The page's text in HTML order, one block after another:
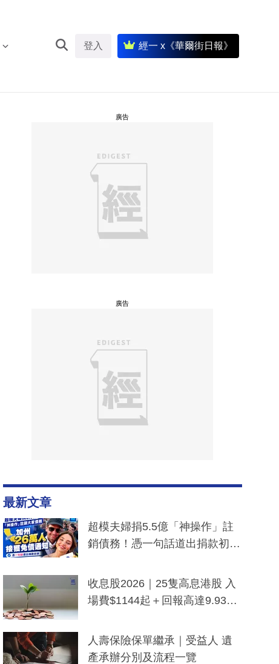
登入 經一 x《華爾街日報》
廣告
廣告
最新文章
超模夫婦捐5.5億「神操作」註
銷債務！憑一句話道出捐款初
一度被誤當詐騙手段
收息股2026｜25隻高息港股 入
場費$1144起＋回報高達9.93
人壽保險保單繼承｜受益人 遺
產承辦分別及流程一覽